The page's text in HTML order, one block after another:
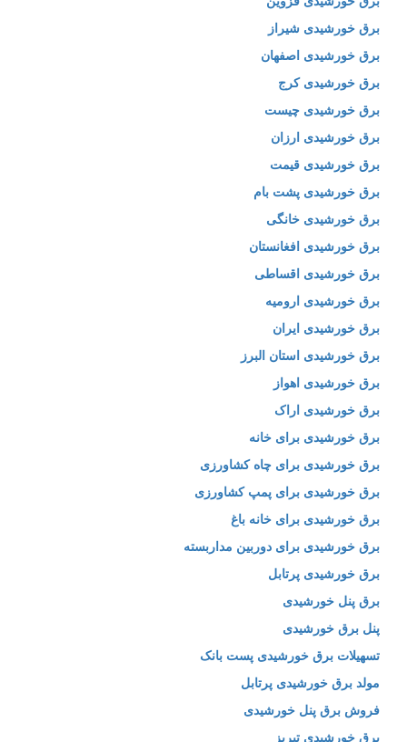
برق خورشیدی شیراز
برق خورشیدی اصفهان
برق خورشیدی کرج
برق خورشیدی چیست
برق خورشیدی ارزان
برق خورشیدی قیمت
برق خورشیدی پشت بام
برق خورشیدی خانگی
برق خورشیدی افغانستان
برق خورشیدی اقساطی
برق خورشیدی ارومیه
برق خورشیدی ایران
برق خورشیدی استان البرز
برق خورشیدی اهواز
برق خورشیدی اراک
برق خورشیدی برای خانه
برق خورشیدی برای چاه کشاورزی
برق خورشیدی برای پمپ کشاورزی
برق خورشیدی برای خانه باغ
برق خورشیدی برای دوربین مداربسته
برق خورشیدی پرتابل
برق پنل خورشیدی
پنل برق خورشیدی
تسهیلات برق خورشیدی پست بانک
مولد برق خورشیدی پرتابل
فروش برق پنل خورشیدی
برق خورشیدی تبریز